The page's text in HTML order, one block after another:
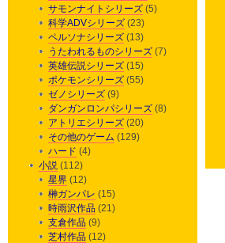
サモンナイトシリーズ (5)
科学ADVシリーズ (23)
ペルソナシリーズ (13)
うたわれるものシリーズ (7)
英雄伝説シリーズ (15)
ポケモンシリーズ (55)
ゼノシリーズ (9)
ダンガンロンパシリーズ (8)
アトリエシリーズ (20)
その他のゲーム (129)
ハード (4)
小説 (112)
星界 (12)
榊ガンパレ (15)
時雨沢作品 (21)
支倉作品 (9)
芝村作品 (12)